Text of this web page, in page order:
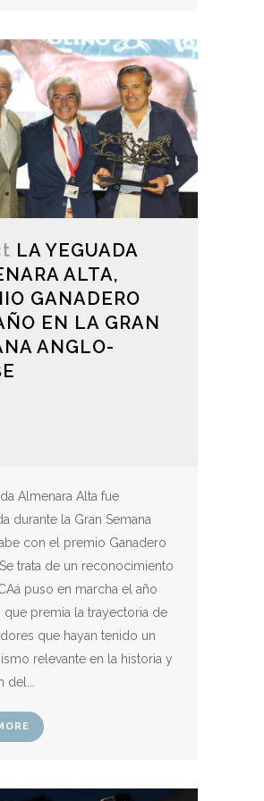
LA YEGUADA
ALTA,
GANADERO
EN LA GRAN
ANGLO-
Almenara Alta fue
durante la Gran Semana
con el premio Ganadero
trata de un reconocimiento
puso en marcha el año
que premia la trayectoria de
que hayan tenido un
relevante en la historia y